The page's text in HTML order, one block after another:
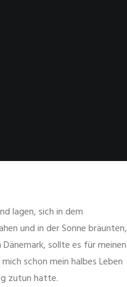
lagen, sich in dem
und in der Sonne bräunten,
sollte es für meinen
schon mein halbes Leben
zutun hatte.